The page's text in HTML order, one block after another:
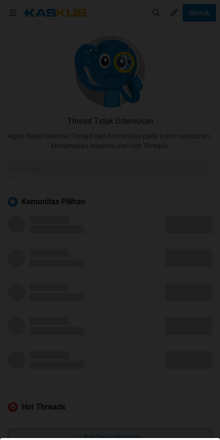
Masuk
Thread Tidak Ditemukan
Agan dapat mencari Thread dan Komunitas pada kolom pencarian.
Menemukan inspirasi dari Hot Threads.
Komunitas Pilihan
Hot Threads
Lihat Selengkapnya